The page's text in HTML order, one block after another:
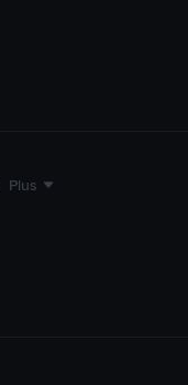
Plus